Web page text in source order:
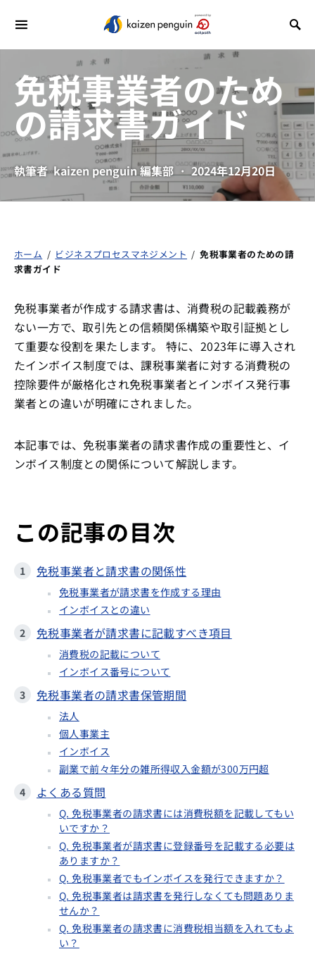
免税事業者のため
の請求書ガイド
執筆者 kaizen penguin 編集部 2024年12月20日
ホーム / ビジネスプロセスマネジメント / 免税事業者のための請
求書ガイド
免税事業者が作成する請求書は、消費税の記載義務が
ない一方で、取引先との信頼関係構築や取引証拠とし
て重要な役割を果たします。 特に、2023年に導入され
たインボイス制度では、課税事業者に対する消費税の
控除要件が厳格化され免税事業者とインボイス発行事
業者との違いが明確にされました。
本記事では、免税事業者の請求書作成の重要性と、イ
ンボイス制度との関係について解説します。
この記事の目次
免税事業者と請求書の関係性
免税事業者が請求書を作成する理由
インボイスとの違い
免税事業者が請求書に記載すべき項目
消費税の記載について
インボイス番号について
免税事業者の請求書保管期間
法人
個人事業主
インボイス
副業で前々年分の雑所得収入金額が300万円超
よくある質問
Q. 免税事業者の請求書には消費税額を記載してもい
いですか？
Q. 免税事業者が請求書に登録番号を記載する必要は
ありますか？
Q. 免税事業者でもインボイスを発行できますか？
Q. 免税事業者は請求書を発行しなくても問題ありま
せんか？
Q. 免税事業者の請求書に消費税相当額を入れてもよ
い？